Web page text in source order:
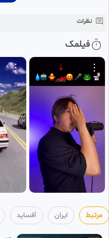
نظرات
فیلمک
مرتبط ایران آفساید